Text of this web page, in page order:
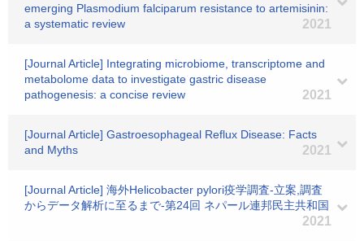
emerging Plasmodium falciparum resistance to artemisinin:
a systematic review
2021
[Journal Article] Integrating microbiome, transcriptome and
metabolome data to investigate gastric disease
pathogenesis: a concise review
2021
[Journal Article] Gastroesophageal Reflux Disease: Facts
and Myths
2021
[Journal Article] 海外Helicobacter pylori疫学調査-立案,調査
からデータ解析に至るまで-第24回 ネパール連邦民主共和国
2021